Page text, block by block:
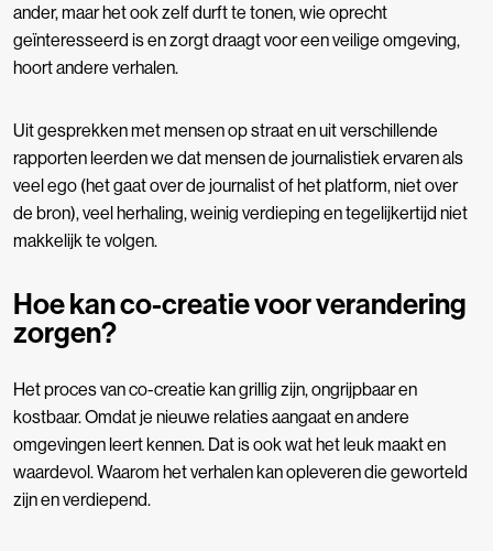
ander, maar het ook zelf durft te tonen, wie oprecht
geïnteresseerd is en zorgt draagt voor een veilige omgeving,
hoort andere verhalen.
Uit gesprekken met mensen op straat en uit verschillende
rapporten leerden we dat mensen de journalistiek ervaren als
veel ego (het gaat over de journalist of het platform, niet over
de bron), veel herhaling, weinig verdieping en tegelijkertijd niet
makkelijk te volgen.
Hoe kan co-creatie voor verandering
zorgen?
Het proces van co-creatie kan grillig zijn, ongrijpbaar en
kostbaar. Omdat je nieuwe relaties aangaat en andere
omgevingen leert kennen. Dat is ook wat het leuk maakt en
waardevol. Waarom het verhalen kan opleveren die geworteld
zijn en verdiepend.